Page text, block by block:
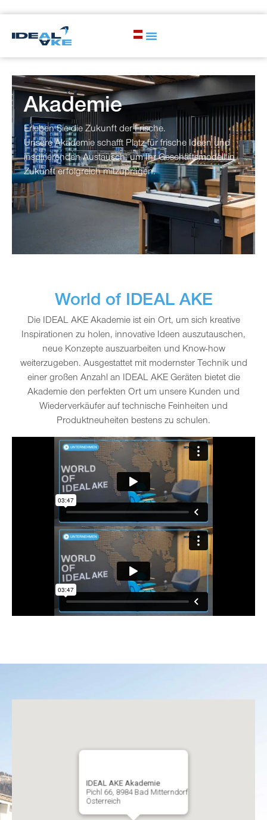
Akademie
Erleben Sie die Zukunft der Frische.
Unsere Akademie schafft Platz für frische Ideen und
inspirierenden Austausch, um Ihr Geschäftsmodell in
Zukunft erfolgreich mitzuprägen.
World of IDEAL AKE
Die IDEAL AKE Akademie ist ein Ort, um sich kreative
Inspirationen zu holen, innovative Ideen auszutauschen,
neue Konzepte auszuarbeiten und Know-how
weiterzugeben. Ausgestattet mit modernster Technik und
einer großen Anzahl an IDEAL AKE Geräten bietet die
Akademie den perfekten Ort um unsere Kunden und
Wiederverkäufer auf technische Feinheiten und
Produktneuheiten bestens zu schulen.
IDEAL AKE Akademie
Pichl 66, 8984 Bad Mitterndorf
Österreich